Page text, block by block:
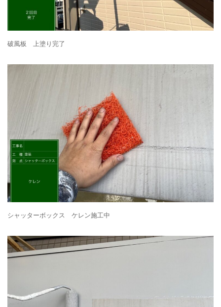
破風板 上塗り完了
シャッターボックス ケレン施工中